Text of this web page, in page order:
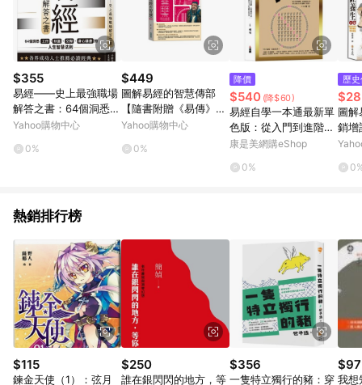
相關認定以Yahoo購物中心之認定為準
$355
易經——史上最強職場
解答之書：64個洞悉工
作、財富、交際、身心
Yahoo購物中心
0%
$449
圖解易經的智慧傳部
【隨書附贈《易傳》中
繫辭的智慧及《易傳》
報】
Yahoo購物中心
0%
降價
$540 (降$60)
易經自學一本通最新單
色版：從入門到進階、
由理論到方法，深入淺
康是美網購eShop
0%
歷
圖解
銷增
熱銷排行榜
$115
鍊金天使（1）：弦月
$250
誰在銀閃閃的地方，等
$356
一隻特立獨行的豬：穿
$97
我想